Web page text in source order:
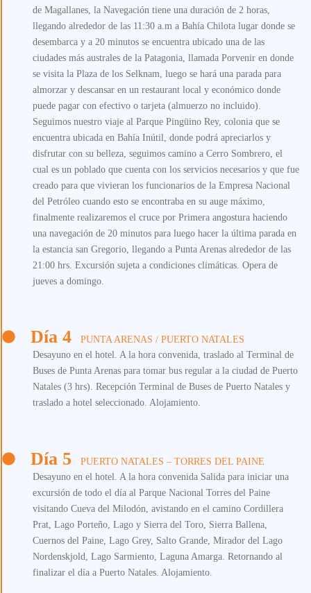
de Magallanes, la Navegación tiene una duración de 2 horas,
llegando alrededor de las 11:30 a.m a Bahía Chilota lugar donde se
desembarca y a 20 minutos se encuentra ubicado una de las
ciudades más australes de la Patagonia, llamada Porvenir en donde
se visita la Plaza de los Selknam, luego se hará una parada para
almorzar y descansar en un restaurant local y económico donde
puede pagar con efectivo o tarjeta (almuerzo no incluido).
Seguimos nuestro viaje al Parque Pingüino Rey, colonia que se
encuentra ubicada en Bahía Inútil, donde podrá apreciarlos y
disfrutar con su belleza, seguimos camino a Cerro Sombrero, el
cual es un poblado que cuenta con los servicios necesarios y que fue
creado para que vivieran los funcionarios de la Empresa Nacional
del Petróleo cuando esto se encontraba en su auge máximo,
finalmente realizaremos el cruce por Primera angostura haciendo
una navegación de 20 minutos para luego hacer la última parada en
la estancia san Gregorio, llegando a Punta Arenas alrededor de las
21:00 hrs. Excursión sujeta a condiciones climáticas. Opera de
jueves a domingo.
Día 4
PUNTA ARENAS / PUERTO NATALES
Desayuno en el hotel. A la hora convenida, traslado al Terminal de
Buses de Punta Arenas para tomar bus regular a la ciudad de Puerto
Natales (3 hrs). Recepción Terminal de Buses de Puerto Natales y
traslado a hotel seleccionado. Alojamiento.
Día 5
PUERTO NATALES – TORRES DEL PAINE
Desayuno en el hotel. A la hora convenida Salida para iniciar una
excursión de todo el día al Parque Nacional Torres del Paine
visitando Cueva del Milodón, avistando en el camino Cordillera
Prat, Lago Porteño, Lago y Sierra del Toro, Sierra Ballena,
Cuernos del Paine, Lago Grey, Salto Grande, Mirador del Lago
Nordenskjold, Lago Sarmiento, Laguna Amarga. Retornando al
finalizar el día a Puerto Natales. Alojamiento.